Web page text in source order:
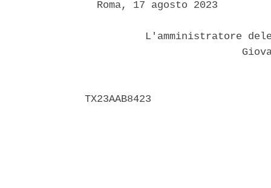
  Roma, 17 agosto 2023
L'amministratore